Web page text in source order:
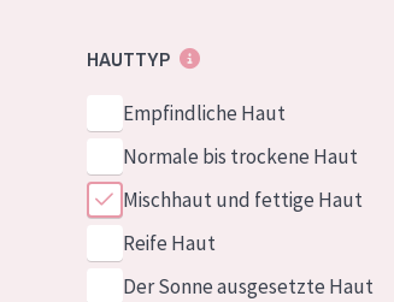
HAUTTYP
Empfindliche Haut
Normale bis trockene Haut
Mischhaut und fettige Haut
Reife Haut
Der Sonne ausgesetzte Haut